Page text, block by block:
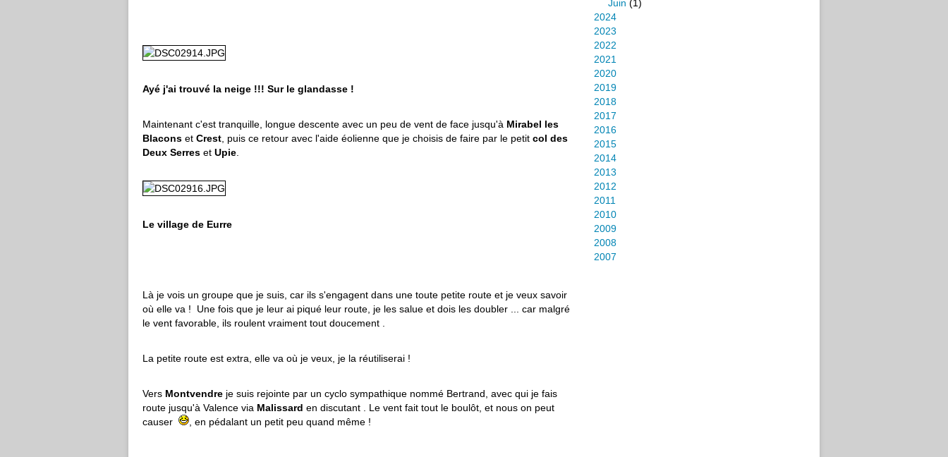
Ayé j'ai trouvé la neige !!! Sur le glandasse !
Maintenant c'est tranquille, longue descente avec un peu de vent de face jusqu'à Mirabel les
Blacons et Crest , puis ce retour avec l'aide éolienne que je choisis de faire par le petit col des
Deux Serres et Upie
Le village de Eurre
Là je vois un groupe que je suis, car ils s'engagent dans une toute petite route et je veux savoir
où elle va ! Une fois que je leur ai piqué leur route, je les salue et dois les doubler ... car malgré
le vent favorable, ils roulent vraiment tout doucement .
La petite route est extra, elle va où je veux, je la réutiliserai !
Vers Montvendre je suis rejointe par un cyclo sympathique nommé Bertrand, avec qui je fais
route jusqu'à Valence via Malissard en discutant . Le vent fait tout le boulôt, et nous on peut
causer
, en pédalant un petit peu quand même !
Juin (1)
2024
2023
2022
2021
2020
2019
2018
2017
2016
2015
2014
2013
2012
2011
2010
2009
2008
2007